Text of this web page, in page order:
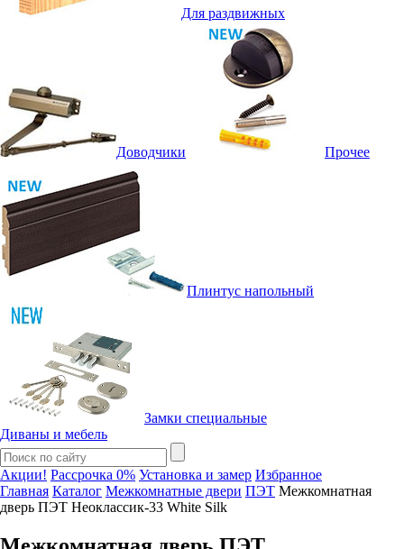
Для раздвижных
Доводчики Прочее
Плинтус напольный
Замки специальные
Диваны и мебель
Акции! Рассрочка 0% Установка и замер Избранное
Главная Каталог Межкомнатные двери ПЭТ Межкомнатная
дверь ПЭТ Неоклассик-33 White Silk